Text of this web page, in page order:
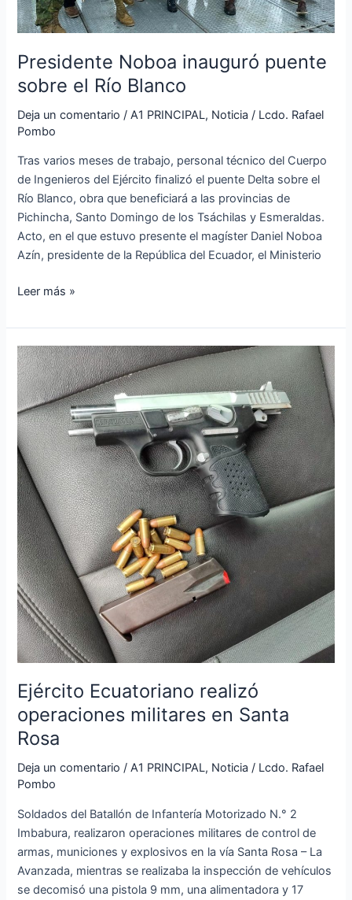
Presidente Noboa inauguró puente
sobre el Río Blanco
Deja un comentario /A1 PRINCIPAL, Noticia / Lcdo. Rafael
Pombo
Tras varios meses de trabajo, personal técnico del Cuerpo
de Ingenieros del Ejército finalizó el puente Delta sobre el
Río Blanco, obra que beneficiará a las provincias de
Pichincha, Santo Domingo de los Tsáchilas y Esmeraldas.
Acto, en el que estuvo presente el magíster Daniel Noboa
Azín, presidente de la República del Ecuador, el Ministerio
Leer más »
Ejército Ecuatoriano realizó
operaciones militares en Santa
Rosa
Deja un comentario /A1 PRINCIPAL, Noticia / Lcdo. Rafael
Pombo
Soldados del Batallón de Infantería Motorizado N.° 2
Imbabura, realizaron operaciones militares de control de
armas, municiones y explosivos en la vía Santa Rosa – La
Avanzada, mientras se realizaba la inspección de vehículos
se decomisó una pistola 9 mm, una alimentadora y 17
Ejército
Ecuatoriano
realizó
operaciones
militares
en
Santa
Rosa